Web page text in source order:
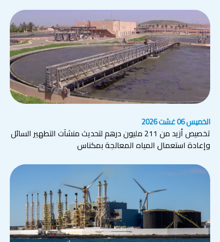
الخميس 06 غشت 2026
تخصيص أزيد من 211 مليون درهم لتحديث منشآت التطهير السائل
وإعادة استعمال المياه المعالجة بمكناس